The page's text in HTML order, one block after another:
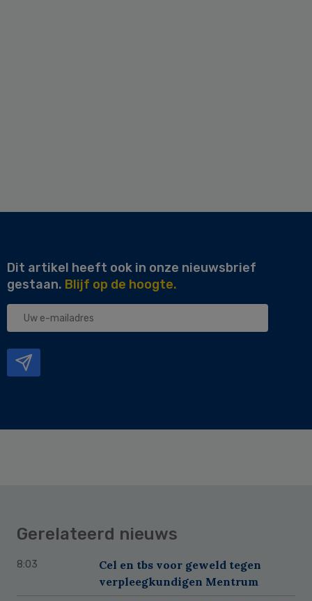
Dit artikel heeft ook in onze nieuwsbrief
gestaan. Blijf op de hoogte.
Uw
Gerelateerd nieuws
8:03
Cel en tbs voor geweld tegen
verpleegkundigen Mentrum